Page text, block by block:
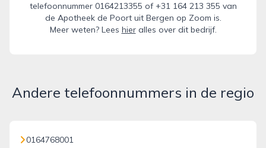
telefoonnummer 0164213355 of +31 164 213 355 van
de Apotheek de Poort uit Bergen op Zoom is.
Meer weten? Lees hieralles over dit bedrijf.
Andere telefoonnummers in de regio
0164768001